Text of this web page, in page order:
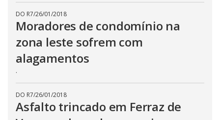
DO R7/26/01/2018
Moradores de condomínio na
zona leste sofrem com
alagamentos
.
DO R7/26/01/2018
Asfalto trincado em Ferraz de